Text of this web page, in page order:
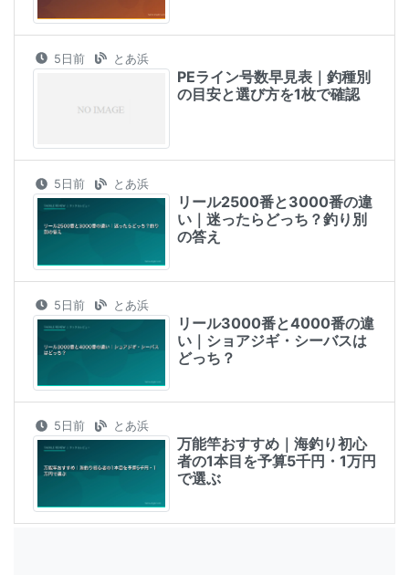
5日前 とあ浜
PEライン号数早見表｜釣種別
の目安と選び方を1枚で確認
5日前 とあ浜
リール2500番と3000番の違
い｜迷ったらどっち？釣り別
の答え
5日前 とあ浜
リール3000番と4000番の違
い｜ショアジギ・シーバスは
どっち？
5日前 とあ浜
万能竿おすすめ｜海釣り初心
者の1本目を予算5千円・1万円
で選ぶ